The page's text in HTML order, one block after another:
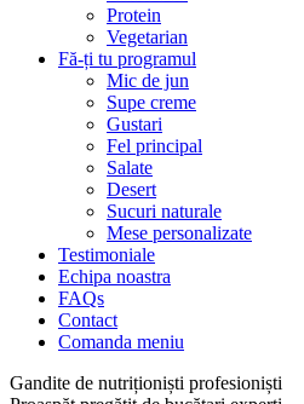
Protein
Vegetarian
Fă-ți tu programul
Mic de jun
Supe creme
Gustari
Fel principal
Salate
Desert
Sucuri naturale
Mese personalizate
Testimoniale
Echipa noastra
FAQs
Contact
Comanda meniu
Gandite de nutriționiști profesioniști